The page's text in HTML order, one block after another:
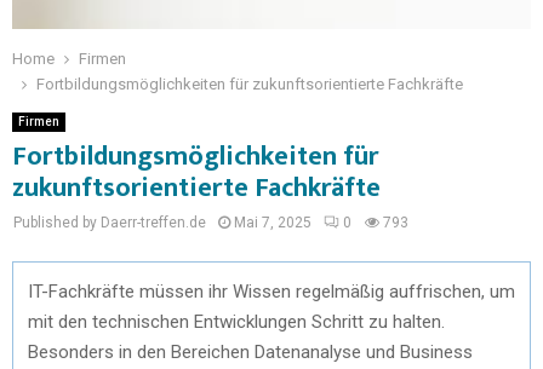
Home
Firmen
Fortbildungsmöglichkeiten für zukunftsorientierte Fachkräfte
Firmen
Fortbildungsmöglichkeiten für
zukunftsorientierte Fachkräfte
Published by Daerr-treffen.de Mai 7, 2025 0 793
IT-Fachkräfte müssen ihr Wissen regelmäßig auffrischen, um
mit den technischen Entwicklungen Schritt zu halten.
Besonders in den Bereichen Datenanalyse und Business